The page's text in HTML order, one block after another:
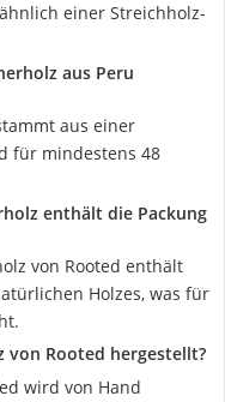
einer Streichholz-
aus Peru
aus einer
für mindestens 48
enthält die Packung
von Rooted enthält
Holzes, was für
von Rooted hergestellt?
wird von Hand